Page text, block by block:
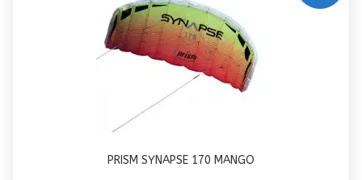
PRISM SYNAPSE 170 MANGO